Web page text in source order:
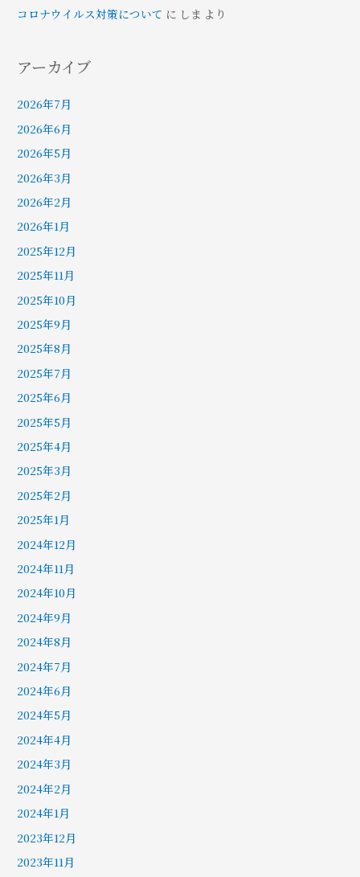
コロナウイルス対策について に しま より
アーカイブ
2026年7月
2026年6月
2026年5月
2026年3月
2026年2月
2026年1月
2025年12月
2025年11月
2025年10月
2025年9月
2025年8月
2025年7月
2025年6月
2025年5月
2025年4月
2025年3月
2025年2月
2025年1月
2024年12月
2024年11月
2024年10月
2024年9月
2024年8月
2024年7月
2024年6月
2024年5月
2024年4月
2024年3月
2024年2月
2024年1月
2023年12月
2023年11月